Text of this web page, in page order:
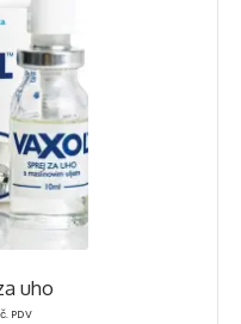
uho
PDV